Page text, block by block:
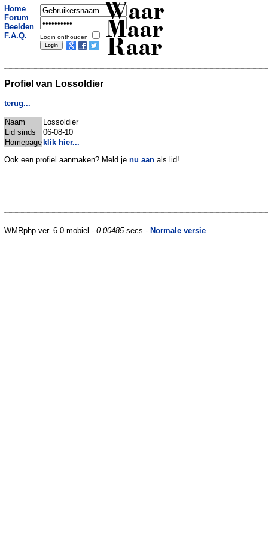
Home
Forum
Beelden
F.A.Q.
Login onthouden
Waar
Maar
Raar
Profiel van Lossoldier
terug...
Naam
Lossoldier
Lid sinds
06-08-10
Homepageklik hier...
Ook een profiel aanmaken? Meld je nu aan als lid!
WMRphp ver. 6.0 mobiel - 0.00485secs - Normale versie